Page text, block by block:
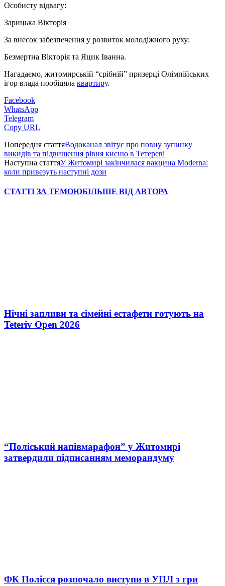
Особисту відвагу:
Зарицька Вікторія
За внесок забезпечення у розвиток молодіжного руху:
Безмертна Вікторія та Яцик Іванна.
Нагадаємо, житомирській “срібній” призерці Олімпійських
ігор влада пообіцяла квартиру.
Facebook
WhatsApp
Telegram
Copy URL
Попередня статтяВодоканал звітує про повну зупинку
викидів та підвищення рівня кисню в Тетереві
Наступна статтяУ Житомирі закінчилася вакцина Moderna:
коли привезуть наступні дози
СТАТТІ ЗА ТЕМОЮБІЛЬШЕ ВІД АВТОРА
Нічні запливи та сімейні естафети готують на
Teteriv Open 2026
“Поліський напівмарафон” у Житомирі
затвердили підписанням меморандуму
ФК Полісся розпочало виступи в УПЛ з гри